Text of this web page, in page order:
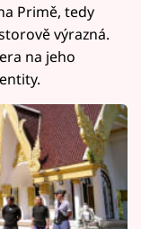
Primě, tedy
výrazná.
na jeho